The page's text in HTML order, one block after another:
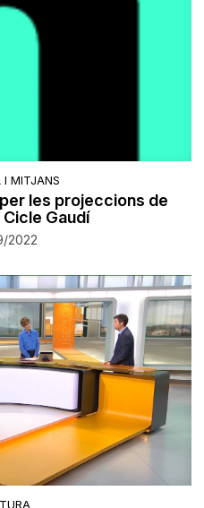
I MITJANS
les projeccions de
Gaudí
2022